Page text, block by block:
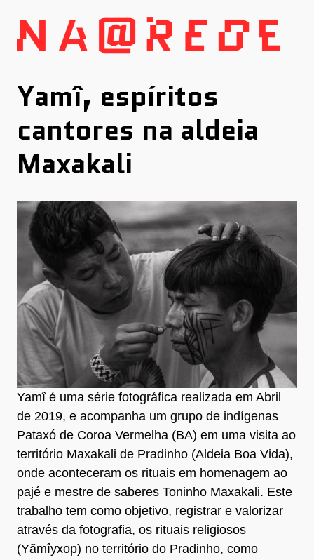
to
content
Yamî, espíritos
cantores na aldeia
Maxakali
Yamî é uma série fotográfica realizada em Abril
de 2019, e acompanha um grupo de indígenas
Pataxó de Coroa Vermelha (BA) em uma visita ao
território Maxakali de Pradinho (Aldeia Boa Vida),
onde aconteceram os rituais em homenagem ao
pajé e mestre de saberes Toninho Maxakali. Este
trabalho tem como objetivo, registrar e valorizar
através da fotografia, os rituais religiosos
(Yãmîyxop) no território do Pradinho, como